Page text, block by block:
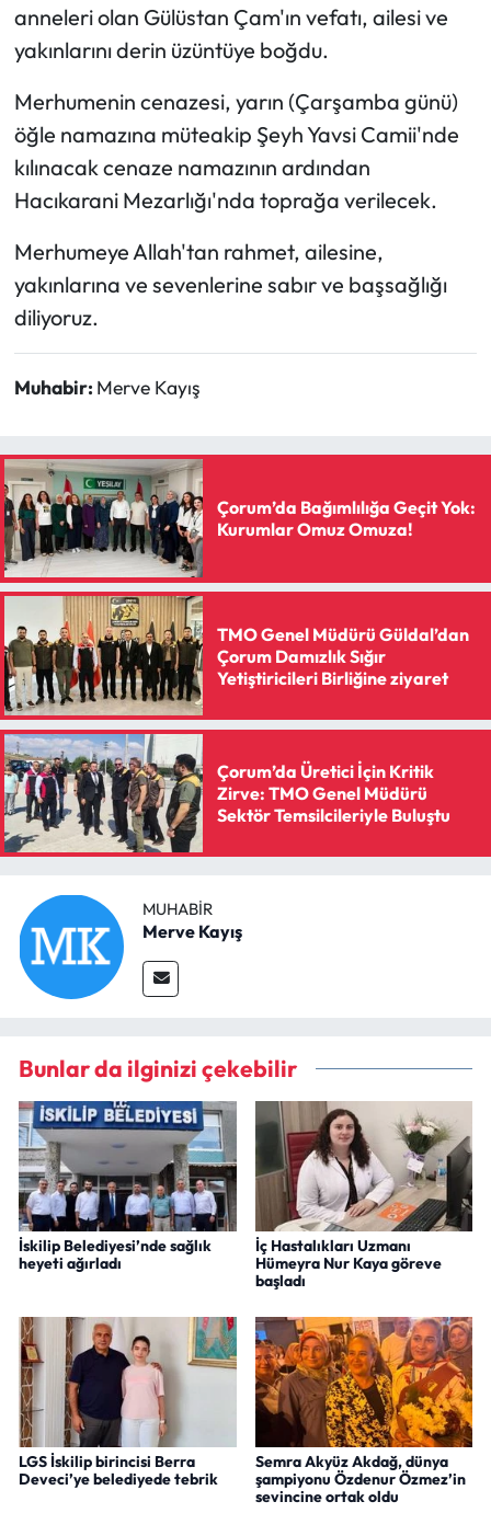
anneleri olan Gülüstan Çam'ın vefatı, ailesi ve
yakınlarını derin üzüntüye boğdu.
Merhumenin cenazesi, yarın (Çarşamba günü)
öğle namazına müteakip Şeyh Yavsi Camii'nde
kılınacak cenaze namazının ardından
Hacıkarani Mezarlığı'nda toprağa verilecek.
Merhumeye Allah'tan rahmet, ailesine,
yakınlarına ve sevenlerine sabır ve başsağlığı
diliyoruz.
Muhabir: Merve Kayış
Çorum’da Bağımlılığa Geçit Yok:
Kurumlar Omuz Omuza!
TMO Genel Müdürü Güldal’dan
Çorum Damızlık Sığır
Yetiştiricileri Birliğine ziyaret
Çorum’da Üretici İçin Kritik
Zirve: TMO Genel Müdürü
Sektör Temsilcileriyle Buluştu
MUHABIR
Merve Kayış
Bunlar da ilginizi çekebilir
İskilip Belediyesi’nde sağlık
heyeti ağırladı
İç Hastalıkları Uzmanı
Hümeyra Nur Kaya göreve
başladı
LGS İskilip birincisi Berra
Deveci’ye belediyede tebrik
Semra Akyüz Akdağ, dünya
şampiyonu Özdenur Özmez’in
sevincine ortak oldu
Mecitözü Haberleri
Oğuzlar Haberleri
Ortaköy Haberleri
Osmancık Haberleri
Otomotiv
Sağlık
Siyaset
Spor
Sungurlu Haberleri
Turizm
Uğurludağ Haberleri
Yaşam
Yemek Tarifleri
Yerel Haberler